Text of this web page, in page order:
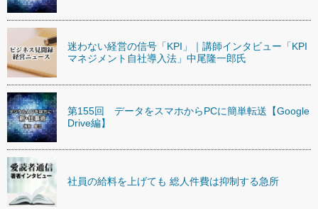
迷わない経営の信号「KPI」｜講師インタビュー「KPI
マネジメント自社導入法」中尾隆一郎氏
第155回 データをスマホからPCに簡単転送【Google
Drive編】
社員の給料を上げても 総人件費は抑制する急所